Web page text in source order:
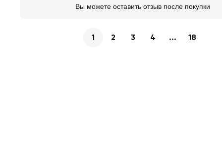
Вы можете оставить отзыв после покупки
1 2 3 4 ... 18